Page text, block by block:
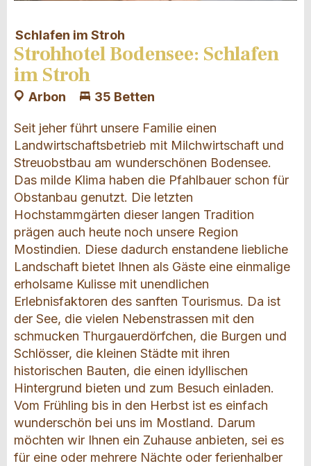
Schlafen im Stroh
Strohhotel Bodensee: Schlafen
im Stroh
Arbon 35 Betten
Seit jeher führt unsere Familie einen
Landwirtschaftsbetrieb mit Milchwirtschaft und
Streuobstbau am wunderschönen Bodensee.
Das milde Klima haben die Pfahlbauer schon für
Obstanbau genutzt. Die letzten
Hochstammgärten dieser langen Tradition
prägen auch heute noch unsere Region
Mostindien. Diese dadurch enstandene liebliche
Landschaft bietet Ihnen als Gäste eine einmalige
erholsame Kulisse mit unendlichen
Erlebnisfaktoren des sanften Tourismus. Da ist
der See, die vielen Nebenstrassen mit den
schmucken Thurgauerdörfchen, die Burgen und
Schlösser, die kleinen Städte mit ihren
historischen Bauten, die einen idyllischen
Hintergrund bieten und zum Besuch einladen.
Vom Frühling bis in den Herbst ist es einfach
wunderschön bei uns im Mostland. Darum
möchten wir Ihnen ein Zuhause anbieten, sei es
für eine oder mehrere Nächte oder ferienhalber